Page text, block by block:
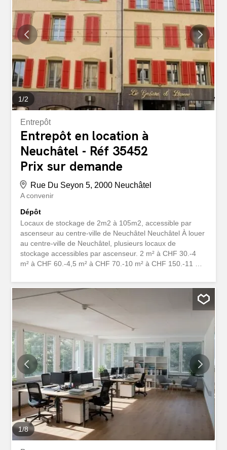
de la Suisse. Le site est axé sur un modèle Freemium
optimisant la croissance, la génération de traffic et son
excellente position dans les résultats de recherche
(Première page Google). Grace à son statut Ultra-
Premium et Legacy, il bénéficie d'une visibilité accrue,
captant la majorité du trafic organique. Excellente
crédibilité, grâce à une pertinence reconnue par les
algorithmes. En plus d'être...
1/2
Entrepôt
Entrepôt en location à
Neuchâtel - Réf 35452
Prix sur demande
Rue Du Seyon 5, 2000 Neuchâtel
A convenir
Dépôt
Locaux de stockage de 2m2 à 105m2, accessible par
ascenseur au centre-ville de Neuchâtel Neuchâtel À louer
au centre-ville de Neuchâtel, plusieurs locaux de
stockage accessibles par ascenseur. 2 m² à CHF 30.-4
m² à CHF 60.-4,5 m² à CHF 70.-10 m² à CHF 150.-11 m²
immédiatement dont un local de 105 m² pouvant être
modulé selon demande. Le prix de la location sera
calculé en fonction. N'hésitez pas à nous contacter pour
tout renseignement complémentaire.
1/8